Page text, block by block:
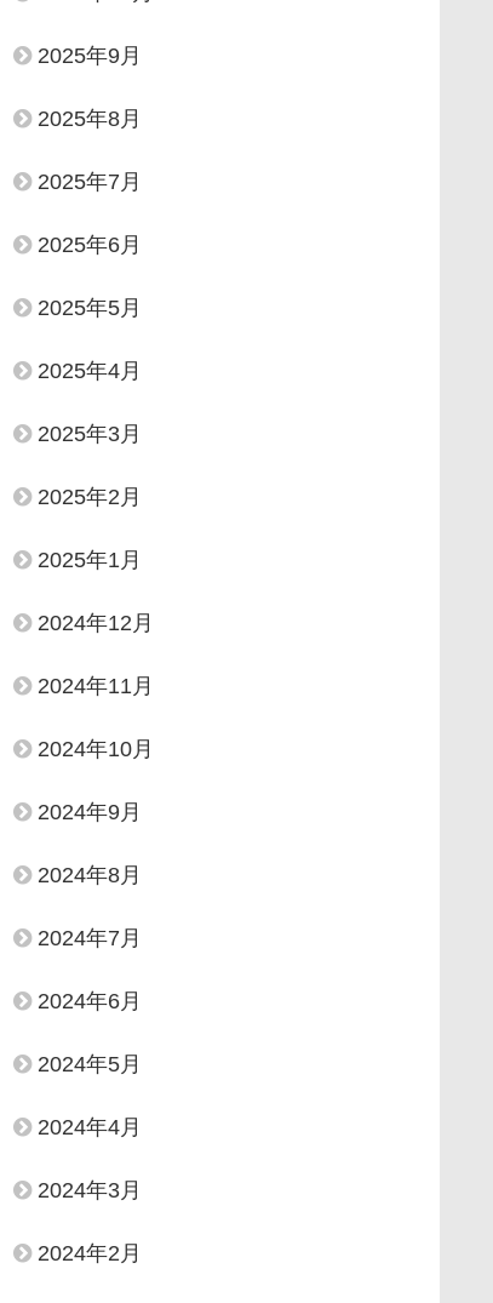
2025年9月
2025年8月
2025年7月
2025年6月
2025年5月
2025年4月
2025年3月
2025年2月
2025年1月
2024年12月
2024年11月
2024年10月
2024年9月
2024年8月
2024年7月
2024年6月
2024年5月
2024年4月
2024年3月
2024年2月